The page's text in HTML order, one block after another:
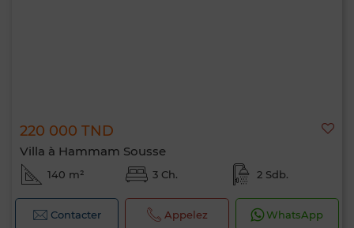
220 000 TND
Villa à Hammam Sousse
140 m² 3 Ch. 2 Sdb.
Contacter Appelez WhatsApp